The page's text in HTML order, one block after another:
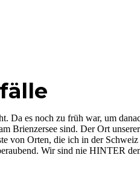
Da es noch zu früh war, um
Brienzersee sind. Der Ort
von Orten, die ich in der
Wir sind nie HINTER